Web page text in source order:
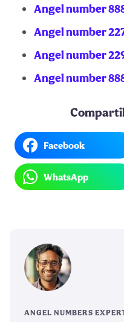
Angel number
Angel number
Angel number
Angel number
Facebook
WhatsApp
ANGEL NUMBERS